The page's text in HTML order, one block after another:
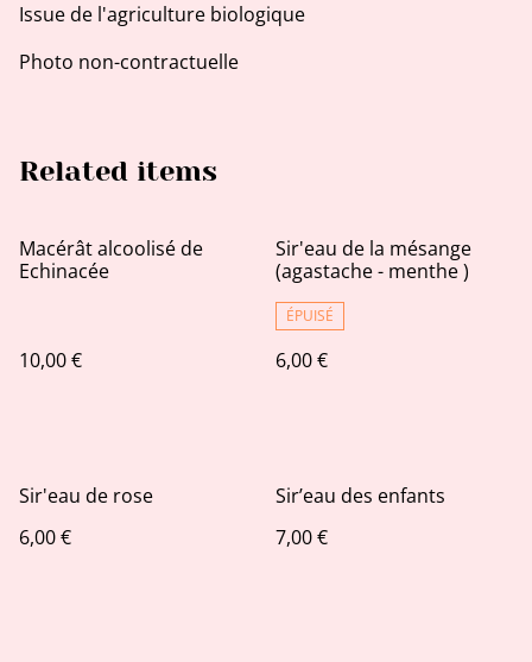
Issue de l'agriculture biologique
Photo non-contractuelle
Related items
Macérât alcoolisé de
Echinacée
10,00 €
Sir'eau de la mésange
(agastache - menthe )
ÉPUISÉ
6,00 €
Sir'eau de rose
6,00 €
Sir’eau des enfants
7,00 €